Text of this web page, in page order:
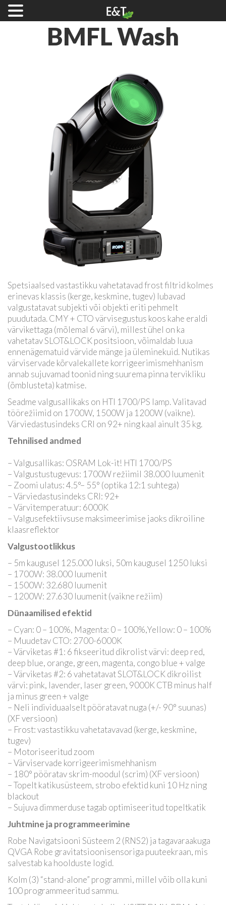
BMFLWash
Spetsiaalsed vastastikku vahetatavad frost filtrid kolmes
erinevas klassis (kerge, keskmine, tugev) lubavad
valgustatavat subjekti või objekti eriti pehmelt
puudutada. CMY + CTO värvisegustus koos kahe eraldi
värvikettaga (mõlemal 6 värvi), millest ühel on ka
vahetatav SLOT&LOCK positsioon, võimaldab luua
ennenägematuid värvide mänge ja üleminekuid. Nutikas
värviservade kõrvalekallete korrigeerimismehhanism
annab sujuvamad toonid ning suurema pinna tervikliku
(õmblusteta) katmise.
Seadme valgusallikaks on HTI 1700/PS lamp. Valitavad
töörežiimid on 1700W, 1500W ja 1200W (vaikne).
Värviedastusindeks CRI on 92+ ning kaal ainult 35 kg.
Tehnilised andmed
– Valgusallikas: OSRAM Lok-it! HTI 1700/PS
– Valgustustugevus: 1700W režiimil 38.000 luumenit
– Zoomi ulatus: 4.5°– 55° (optika 12:1 suhtega)
– Värviedastusindeks CRI: 92+
– Värvitemperatuur: 6000K
– Valgusefektiivsuse maksimeerimise jaoks dikroiline
klaasreflektor
Valgustootlikkus
– 5m kaugusel 125.000 luksi, 50m kaugusel 1250 luksi
– 1700W: 38.000 luumenit
– 1500W: 32.680 luumenit
– 1200W: 27.630 luumenit (vaikne režiim)
Dünaamilised efektid
– Cyan: 0 – 100%, Magenta: 0 – 100%,Yellow: 0 – 100%
– Muudetav CTO: 2700-6000K
– Värviketas #1: 6 fikseeritud dikrolist värvi: deep red,
deep blue, orange, green, magenta, congo blue + valge
– Värviketas #2: 6 vahetatavat SLOT&LOCK dikroilist
värvi: pink, lavender, laser green, 9000K CTB minus half
ja minus green + valge
– Neli individuaalselt pööratavat nuga (+/- 90° suunas)
(XF versioon)
– Frost: vastastikku vahetatavavad (kerge, keskmine,
tugev)
– Motoriseeritud zoom
– Värviservade korrigeerimismehhanism
– 180° pööratav skrim-moodul (scrim) (XF versioon)
– Topelt katikusüsteem, strobo efektid kuni 10 Hz ning
blackout
– Sujuva dimmerduse tagab optimiseeritud topeltkatik
Juhtmine ja programmeerimine
Robe Navigatsiooni Süsteem 2 (RNS2) ja tagavaraakuga
QVGA Robe gravitatsioonisensoriga puuteekraan, mis
salvestab ka hoolduste logid.
Kolm (3) “stand-alone” programmi, millel võib olla kuni
100 programmeeritud sammu.